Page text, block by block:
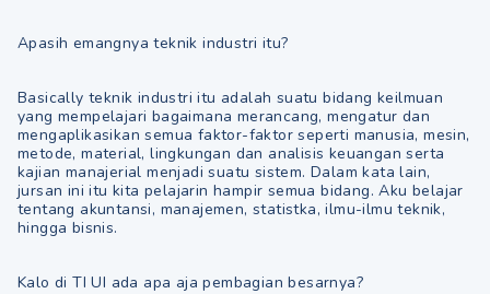
Apasih emangnya teknik industri itu?
Basically teknik industri itu adalah suatu bidang keilmuan
yang mempelajari bagaimana merancang, mengatur dan
mengaplikasikan semua faktor-faktor seperti manusia, mesin,
metode, material, lingkungan dan analisis keuangan serta
kajian manajerial menjadi suatu sistem. Dalam kata lain,
jursan ini itu kita pelajarin hampir semua bidang. Aku belajar
tentang akuntansi, manajemen, statistka, ilmu-ilmu teknik,
hingga bisnis.
Kalo di TI UI ada apa aja pembagian besarnya?